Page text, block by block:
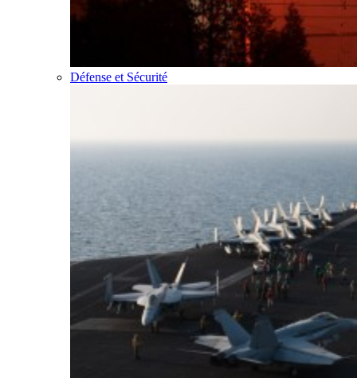
Défense et Sécurité